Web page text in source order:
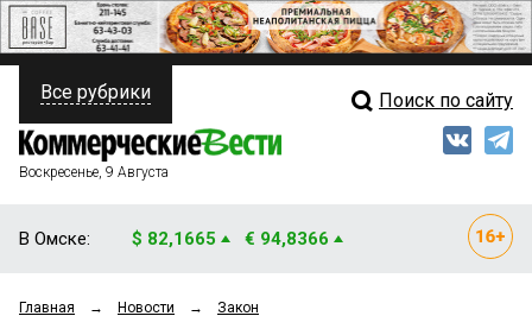
ПОЛИТИКА
ФИНАНСЫ
ОБЩЕСТВО
Свежий выпуск
Все рубрики Поиск по сайту
Воскресенье, 9 Августа
В Омске: $ 82,1665 € 94,8366
Главная → Новости → Закон